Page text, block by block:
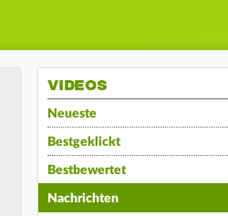
VIDEOS
Neueste
Bestgeklickt
Bestbewertet
Nachrichten